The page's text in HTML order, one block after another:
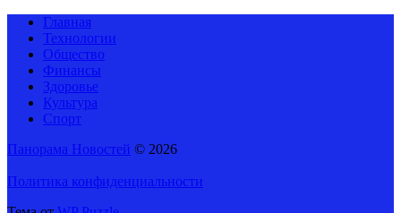
Главная
Технологии
Общество
Финансы
Здоровье
Культура
Спорт
Панорама Новостей © 2026
Политика конфиденциальности